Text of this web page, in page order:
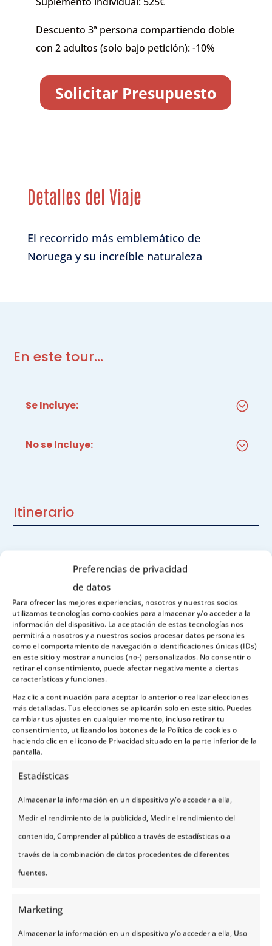
Preferencias de privacidad
de datos
Para ofrecer las mejores experiencias, nosotros y nuestros socios
utilizamos tecnologías como cookies para almacenar y/o acceder a la
información del dispositivo. La aceptación de estas tecnologías nos
permitirá a nosotros y a nuestros socios procesar datos personales
como el comportamiento de navegación o identificaciones únicas (IDs)
en este sitio y mostrar anuncios (no-) personalizados. No consentir o
retirar el consentimiento, puede afectar negativamente a ciertas
características y funciones.
Haz clic a continuación para aceptar lo anterior o realizar elecciones
más detalladas. Tus elecciones se aplicarán solo en este sitio. Puedes
cambiar tus ajustes en cualquier momento, incluso retirar tu
consentimiento, utilizando los botones de la Política de cookies o
haciendo clic en el icono de Privacidad situado en la parte inferior de la
pantalla.
Estadísticas
Almacenar la información en un dispositivo y/o acceder a ella,
Medir el rendimiento de la publicidad, Medir el rendimiento del
contenido, Comprender al público a través de estadísticas o a
través de la combinación de datos procedentes de diferentes
fuentes.
Marketing
Almacenar la información en un dispositivo y/o acceder a ella, Uso
Descuento 3ª persona compartiendo doble
con 2 adultos (solo bajo petición): -10%
Solicitar Presupuesto
Detalles del Viaje
El recorrido más emblemático de
Noruega y su increíble naturaleza
En este tour...
Se Incluye:
No se Incluye:
Itinerario
Día 2 | Oslo – Hovden / Telemark (D | C)
285 KM
Día 3 | Hovden / Telemark – Crucero
Lysefjord – Stavanger (D) 170 KM
Día 4 | Stavanger – Bergen (D) 210 KM
Día 5 | Bergen – Voss – Fiordo De Los
Sueños – Song Og Fjordane (D | C) 345
KM
Día 6 | Sogn Og Fjordane – Briksdal –
Crucero Geirangerfjord – Oppland (D |
C) 390 KM
Día 7 | Oppland - Oslo (D) 289 KM